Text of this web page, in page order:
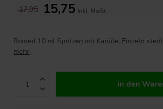
17,95 15,75 Inkl. MwSt.
Romed 10 ml Spritzen mit Kanüle. Einzeln
mehr.
in den